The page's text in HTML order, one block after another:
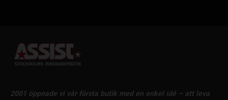
2001 öppnade vi vår första butik med en enkel idé – att leva